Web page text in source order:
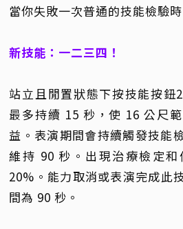
當你失敗一次普通的技能檢驗
新技能：一二三四！
站立且閒置狀態下按技能按鈕
最多持續 15 秒，使 16 公尺
益。表演期間會持續觸發技能
維持 90 秒。出現治療檢定
20%。能力取消或表演完成此
間為 90 秒。